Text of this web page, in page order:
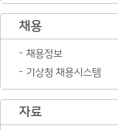
채용
채용정보
기상청 채용시스템
자료